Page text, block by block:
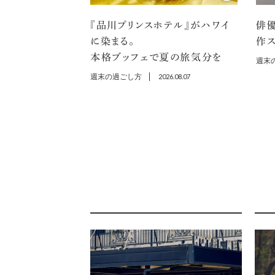
『品川プリンスホテル』がハワイ
に染まる。
本格ブッフェで夏の旅気分を
週末の過ごし方 2026.08.07
俳
作
週末